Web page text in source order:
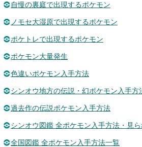
自慢の裏庭で出現するポケモン
ノモセ大湿原で出現するポケモン
ポケトレで出現するポケモン
ポケモン大量発生
色違いポケモン入手方法
シンオウ地方の伝説・幻ポケモン入手方
過去作の伝説ポケモン入手方法
シンオウ図鑑 全ポケモン入手方法・見
全国図鑑 全ポケモン入手方法一覧